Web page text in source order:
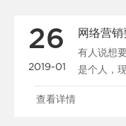
26
2019-01
网络营
有人说想
是个人，
公司又何
查看详情